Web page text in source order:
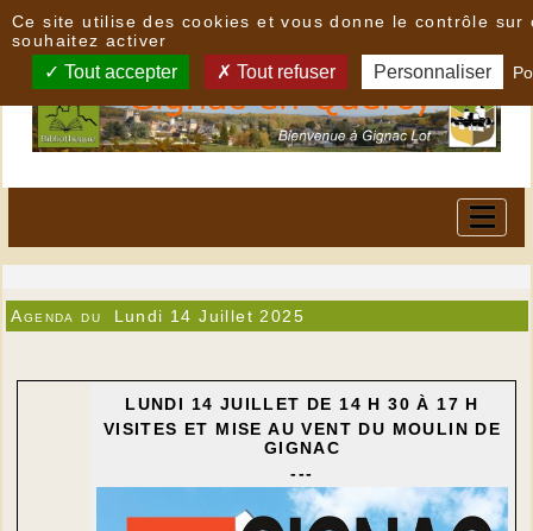
Agenda du Lundi 14 Juillet 2025
LUNDI 14 JUILLET DE 14 H 30 À 17 H
VISITES ET MISE AU VENT DU MOULIN DE
GIGNAC
---
Ce site utilise des cookies et vous donne le contrôle sur
souhaitez activer
Tout accepter Tout refuser Personnaliser